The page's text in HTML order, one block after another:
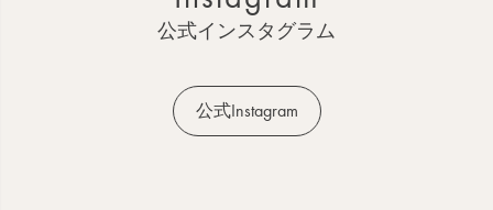
公式インスタグラム
公式Instagram